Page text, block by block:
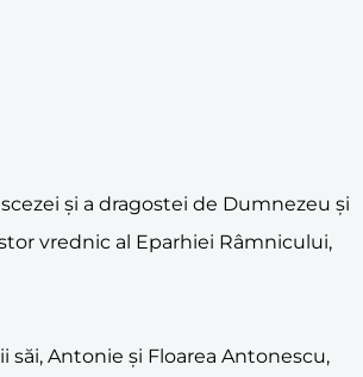
și a dragostei de Dumnezeu și
vrednic al Eparhiei Râmnicului,
Antonie și Floarea Antonescu,